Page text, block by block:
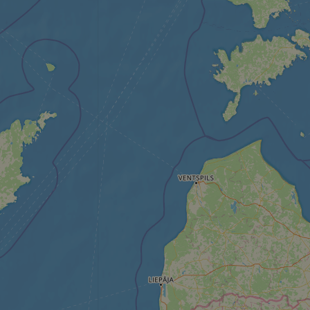
Unbedingt
Kontoverwaltung.
Name
csrftoken
cf_chl_rc_i
__cf_bm
__cf_bm